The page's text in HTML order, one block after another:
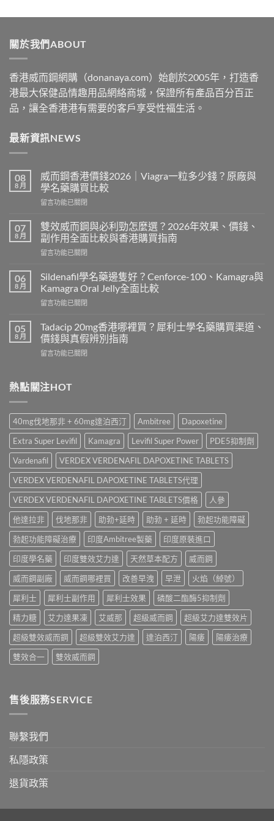
$329
關於我們ABOUT
香港威而鋼網購（donanaya.com）始創於2005年，打造香
港最大保健品情趣用品網絡商城，保證所有產品百分百正
品，讓全香港港有需要的客戶享受性福生活。
最新資訊NEWS
08
8 月
威而鋼香港價錢2026｜Viagra一粒多少錢？原廠與
學名藥購買比較
在
而
鋼
香
港
錢
2026
Viagra
粒
多
錢？
與
藥
購
買
比
較〉
中
留言功能已關閉
07
8 月
雙效威而鋼與必利勁怎麼選？2026年效果、價錢、
副作用全面比較與香港購買指南
在
效
威
而
鋼
必
利
勁
怎
2026
果、
價
錢、
副
作
用
全
面
比
較
與
香
港
購
買
指
南〉
留言功能已關閉
06
8 月
Sildenafil學名藥邊隻好？Cenforce-100、Kamagra與
Kamagra Oral Jelly全面比較
在
學
名
藥
邊
Cenforce-
與
Kamagra
Jelly
全
面
比
較〉
中
留言功能已關閉
05
8 月
Tadacip 20mg香港哪裡買？犀利士學名藥購買渠道、
價錢與真假辨別指南
在
香
港
裡
買？
犀
利
士
學
名
藥
購
買
渠
道、
價
錢
與
真
假
辨
指
南〉
中
留言功能已關閉
熱點關注HOT
40mg伐地那非 + 60mg達泊西汀 Ambitree
Dapoxetine
Extra Super Levifil
Kamagra Levifil Super Power
PDE5抑制劑
Vardenafil
VERDEX VERDENAFIL DAPOXETINE TABLETS
VERDEX VERDENAFIL DAPOXETINE TABLETS代理
VERDEX VERDENAFIL DAPOXETINE TABLETS價格
人參
他達拉非
伐地那非 助勃+延時 助勃 + 延時
勃起功能障礙
勃起功能障礙治療
印度Ambitree製藥
印度原裝進口
印度學名藥
印度雙效艾力達 天然草本配方
威而鋼
威而鋼副廠
威而鋼哪裡買 改善早洩 早泄
火焰（綽號）
犀利士
犀利士副作用 犀利士效果
磷酸二酯酶5抑制劑
精力糖
艾力達果凍 艾威那 超級威而鋼
超級艾力達雙效片
超級雙效威而鋼
超級雙效艾力達 達泊西汀 陽痿
陽痿治療
雙效合一
雙效威而鋼
售後服務SERVICE
聯繫我們
私隱政策
退貨政策